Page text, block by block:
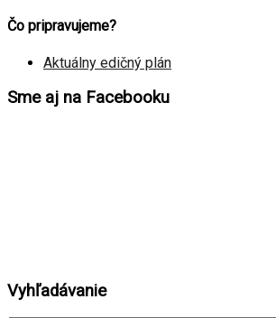
Čo pripravujeme?
Aktuálny edičný plán
Sme aj na Facebooku
Vyhľadávanie